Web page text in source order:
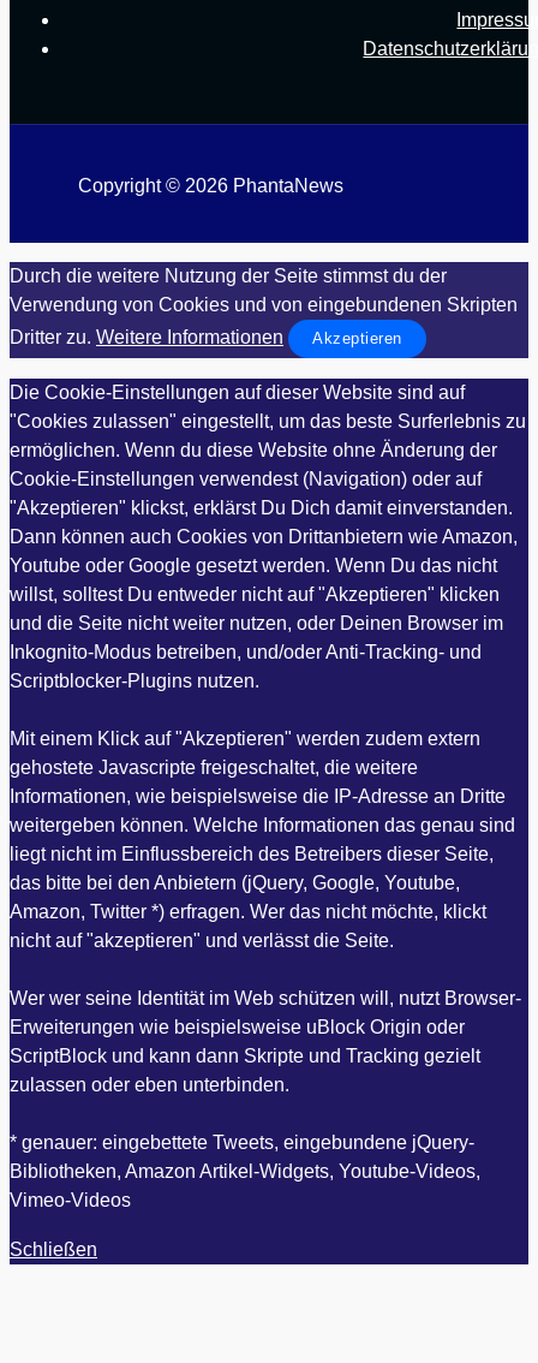
Copyright © 2026 PhantaNews
Durch die weitere Nutzung der Seite stimmst du der
Verwendung von Cookies und von eingebundenen Skripten
Dritter zu. Weitere Informationen Akzeptieren
Die Cookie-Einstellungen auf dieser Website sind auf
"Cookies zulassen" eingestellt, um das beste Surferlebnis zu
ermöglichen. Wenn du diese Website ohne Änderung der
Cookie-Einstellungen verwendest (Navigation) oder auf
"Akzeptieren" klickst, erklärst Du Dich damit einverstanden.
Dann können auch Cookies von Drittanbietern wie Amazon,
Youtube oder Google gesetzt werden. Wenn Du das nicht
willst, solltest Du entweder nicht auf "Akzeptieren" klicken
und die Seite nicht weiter nutzen, oder Deinen Browser im
Inkognito-Modus betreiben, und/oder Anti-Tracking- und
Scriptblocker-Plugins nutzen.
Mit einem Klick auf "Akzeptieren" werden zudem extern
gehostete Javascripte freigeschaltet, die weitere
Informationen, wie beispielsweise die IP-Adresse an Dritte
weitergeben können. Welche Informationen das genau sind
liegt nicht im Einflussbereich des Betreibers dieser Seite,
das bitte bei den Anbietern (jQuery, Google, Youtube,
Amazon, Twitter *) erfragen. Wer das nicht möchte, klickt
nicht auf "akzeptieren" und verlässt die Seite.
Wer wer seine Identität im Web schützen will, nutzt Browser-
Erweiterungen wie beispielsweise uBlock Origin oder
ScriptBlock und kann dann Skripte und Tracking gezielt
zulassen oder eben unterbinden.
* genauer: eingebettete Tweets, eingebundene jQuery-
Bibliotheken, Amazon Artikel-Widgets, Youtube-Videos,
Vimeo-Videos
Schließen